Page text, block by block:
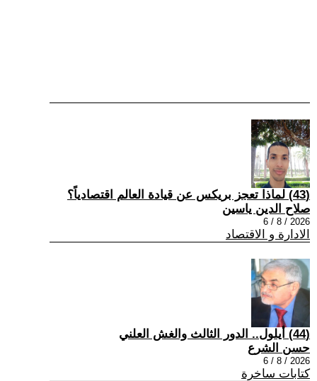
(43) لماذا تعجز بريكس عن قيادة العالم اقتصادياً؟
صلاح الدين ياسين
2026 / 8 / 6
الادارة و الاقتصاد
(44) أيلول.. الدور الثالث والغش العلني
حسن الشرع
2026 / 8 / 6
كتابات ساخرة